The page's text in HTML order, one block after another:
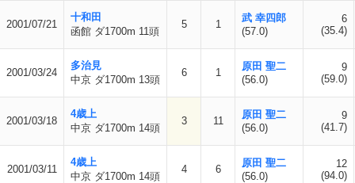
2001/07/21
十和田
函館 ダ1700m 11頭
5 1
武 幸四郎
(57.0)
6
(35.4)
2001/03/24
多治見
中京 ダ1700m 13頭
6 1
原田 聖二
(56.0)
9
(59.0)
2001/03/18
4歳上
中京 ダ1700m 14頭
3 11
原田 聖二
(56.0)
9
(41.7)
2001/03/11
4歳上
中京 ダ1700m 14頭
4 6
原田 聖二
(56.0)
12
(94.0)